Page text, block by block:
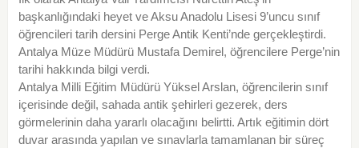
başkanlığındaki heyet ve Aksu Anadolu Lisesi 9’uncu sınıf
öğrencileri tarih dersini Perge Antik Kenti’nde gerçekleştirdi.
Antalya Müze Müdürü Mustafa Demirel, öğrencilere Perge’nin
tarihi hakkında bilgi verdi.
Antalya Milli Eğitim Müdürü Yüksel Arslan, öğrencilerin sınıf
içerisinde değil, sahada antik şehirleri gezerek, ders
görmelerinin daha yararlı olacağını belirtti. Artık eğitimin dört
duvar arasında yapılan ve sınavlarla tamamlanan bir süreç